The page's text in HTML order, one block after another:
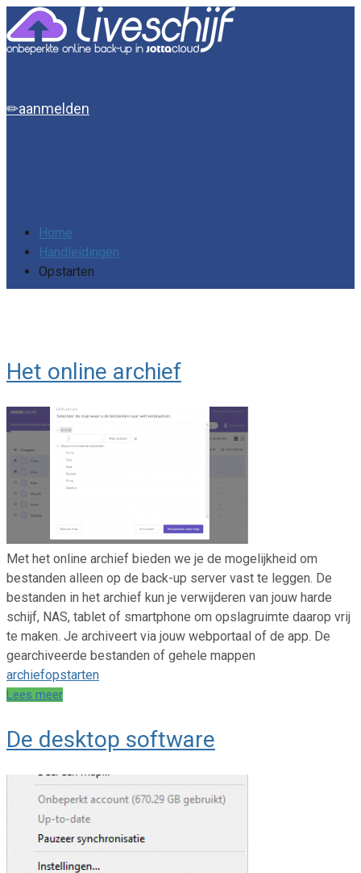
aanmelden
Home
Handleidingen
Opstarten
Het online archief
Met het online archief bieden we je de mogelijkheid om
bestanden alleen op de back-up server vast te leggen. De
bestanden in het archief kun je verwijderen van jouw harde
schijf, NAS, tablet of smartphone om opslagruimte daarop vrij
te maken. Je archiveert via jouw webportaal of de app. De
gearchiveerde bestanden of gehele mappen
archiefopstarten
Lees meer
De desktop software